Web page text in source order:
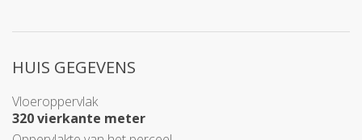
HUIS GEGEVENS
Vloeroppervlak
320 vierkante meter